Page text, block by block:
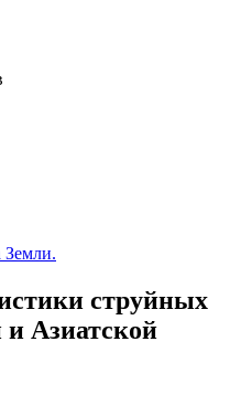
Земли.
струйных
и Азиатской